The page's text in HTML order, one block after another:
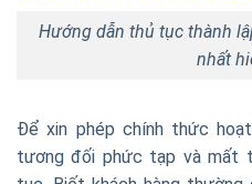
Hướng dẫn thủ tục thành
nhất
Để xin phép chính thức
tương đối phức tạp và mất